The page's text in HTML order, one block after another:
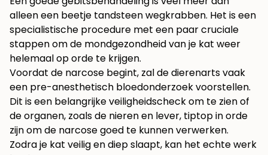
alleen een beetje tandsteen wegkrabben. Het is een
specialistische procedure met een paar cruciale
stappen om de mondgezondheid van je kat weer
helemaal op orde te krijgen.
Voordat de narcose begint, zal de dierenarts vaak
een pre-anesthetisch bloedonderzoek voorstellen.
Dit is een belangrijke veiligheidscheck om te zien of
de organen, zoals de nieren en lever, tiptop in orde
zijn om de narcose goed te kunnen verwerken.
Zodra je kat veilig en diep slaapt, kan het echte werk